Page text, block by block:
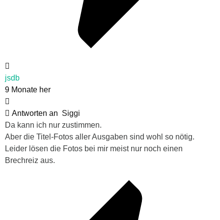
jsdb
9 Monate her
Antworten an Siggi
Da kann ich nur zustimmen.
Aber die Titel-Fotos aller Ausgaben sind wohl so nötig.
Leider lösen die Fotos bei mir meist nur noch einen
Brechreiz aus.